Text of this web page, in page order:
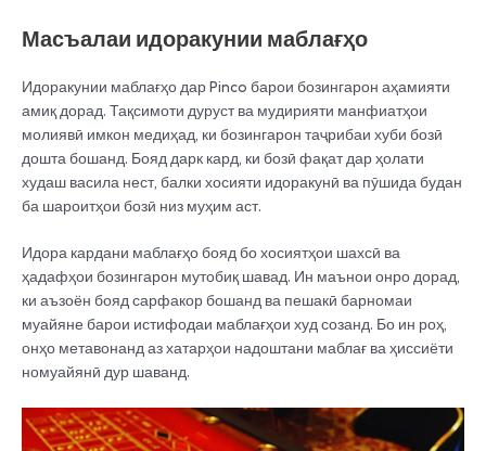
Масъалаи идоракунии маблағҳо
Идоракунии маблағҳо дар Pinco барои бозингарон аҳамияти
амиқ дорад. Тақсимоти дуруст ва мудирияти манфиатҳои
молиявӣ имкон медиҳад, ки бозингарон таҷрибаи хуби бозӣ
дошта бошанд. Бояд дарк кард, ки бозӣ фақат дар ҳолати
худаш васила нест, балки хосияти идоракунӣ ва пӯшида будан
ба шароитҳои бозӣ низ муҳим аст.
Идора кардани маблағҳо бояд бо хосиятҳои шахсӣ ва
ҳадафҳои бозингарон мутобиқ шавад. Ин маънои онро дорад,
ки аъзоён бояд сарфакор бошанд ва пешакӣ барномаи
муайяне барои истифодаи маблағҳои худ созанд. Бо ин роҳ,
онҳо метавонанд аз хатарҳои надоштани маблағ ва ҳиссиёти
номуайянӣ дур шаванд.